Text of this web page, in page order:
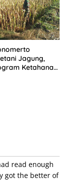
Jagung,
Ketahanan
read enough
got the better of